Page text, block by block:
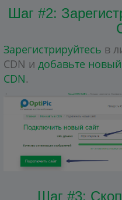
Шаг #2:
Зарегистрируйтесь в
CDN и добавьте
CDN.
Шаг #3: